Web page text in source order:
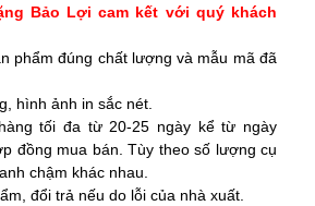
Bảo Lợi cam kết với quý khách
phẩm đúng chất lượng và mẫu mã đã
hình ảnh in sắc nét.
tối đa từ 20-25 ngày kể từ ngày
đồng mua bán. Tùy theo số lượng cụ
chậm khác nhau.
đổi trả nếu do lỗi của nhà xuất.